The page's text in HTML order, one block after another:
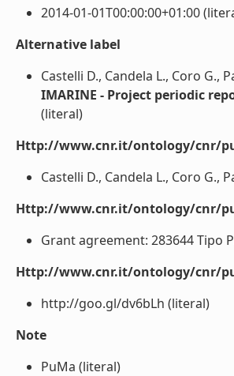
2014-01-01T00:00:00+01:00
Alternative label
Castelli D., Candela L., Coro G.,
IMARINE - Project periodic
(literal)
Http://www.cnr.it/ontology/cnr/
Castelli D., Candela L., Coro G.,
Http://www.cnr.it/ontology/cnr/
Grant agreement: 283644 Tipo
Http://www.cnr.it/ontology/cnr/
http://goo.gl/dv6bLh (literal)
Note
PuMa (literal)